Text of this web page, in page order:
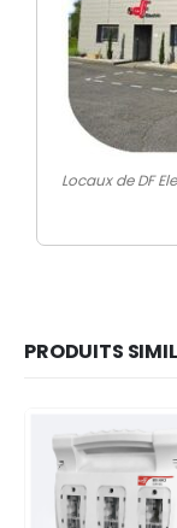
Locaux de DF
PRODUITS